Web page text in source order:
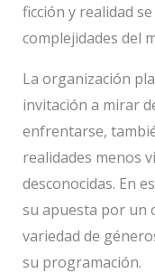
ficción y realidad
complejidades del
La organización
invitación a mirar
enfrentarse,
realidades menos
desconocidas. En
su apuesta por un
variedad de
su programación.